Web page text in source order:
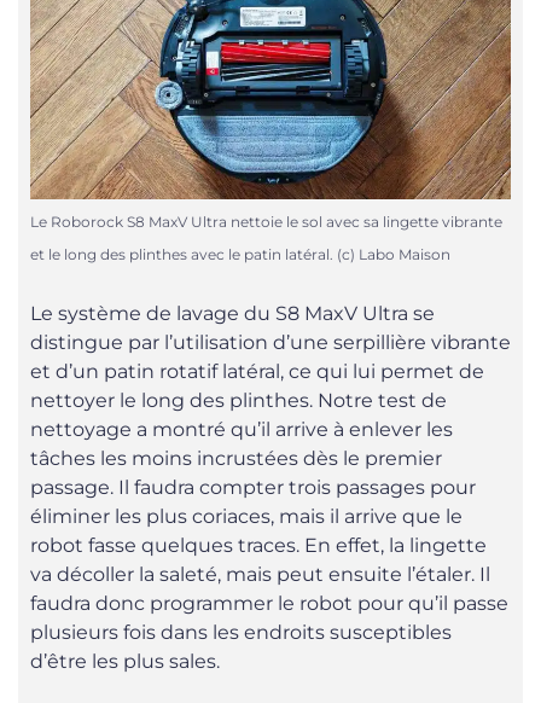
Le Roborock S8 MaxV Ultra nettoie le sol avec sa lingette vibrante
et le long des plinthes avec le patin latéral. (c) Labo Maison
Le système de lavage du S8 MaxV Ultra se
distingue par l’utilisation d’une serpillière vibrante
et d’un patin rotatif latéral, ce qui lui permet de
nettoyer le long des plinthes. Notre test de
nettoyage a montré qu’il arrive à enlever les
tâches les moins incrustées dès le premier
passage. Il faudra compter trois passages pour
éliminer les plus coriaces, mais il arrive que le
robot fasse quelques traces. En effet, la lingette
va décoller la saleté, mais peut ensuite l’étaler. Il
faudra donc programmer le robot pour qu’il passe
plusieurs fois dans les endroits susceptibles
d’être les plus sales.